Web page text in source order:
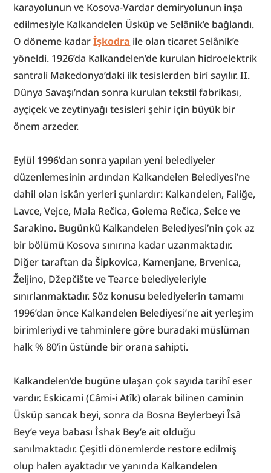
karayolunun ve Kosova-Vardar demiryolunun inşa
edilmesiyle Kalkandelen Üsküp ve Selânik’e bağlandı.
O döneme kadar İşkodra ile olan ticaret Selânik’e
yöneldi. 1926’da Kalkandelen’de kurulan hidroelektrik
santrali Makedonya’daki ilk tesislerden biri sayılır. II.
Dünya Savaşı’ndan sonra kurulan tekstil fabrikası,
ayçiçek ve zeytinyağı tesisleri şehir için büyük bir
önem arzeder.
Eylül 1996’dan sonra yapılan yeni belediyeler
düzenlemesinin ardından Kalkandelen Belediyesi’ne
dahil olan iskân yerleri şunlardır: Kalkandelen, Faliğe,
Lavce, Vejce, Mala Rečica, Golema Rečica, Selce ve
Sarakino. Bugünkü Kalkandelen Belediyesi’nin çok az
bir bölümü Kosova sınırına kadar uzanmaktadır.
Diğer taraftan da Šipkovica, Kamenjane, Brvenica,
Željino, Džepčište ve Tearce belediyeleriyle
sınırlanmaktadır. Söz konusu belediyelerin tamamı
1996’dan önce Kalkandelen Belediyesi’ne ait yerleşim
birimleriydi ve tahminlere göre buradaki müslüman
halk % 80’in üstünde bir orana sahipti.
Kalkandelen’de bugüne ulaşan çok sayıda tarihî eser
vardır. Eskicami (Câmi-i Atîk) olarak bilinen caminin
Üsküp sancak beyi, sonra da Bosna Beylerbeyi Îsâ
Bey’e veya babası İshak Bey’e ait olduğu
sanılmaktadır. Çeşitli dönemlerde restore edilmiş
olup halen ayaktadır ve yanında Kalkandelen